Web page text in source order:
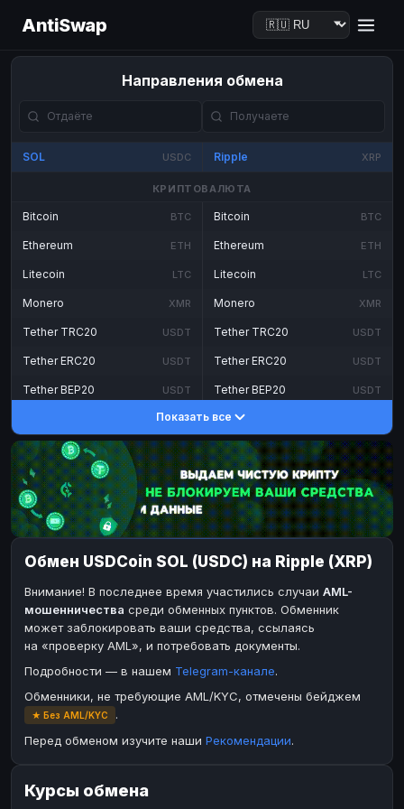
AntiSwap
Направления обмена
SOL USDC Ripple XRP
КРИПТОВАЛЮТА
Bitcoin BTC
Ethereum ETH
Litecoin LTC
Monero XMR
Tether TRC20 USDT
Tether ERC20 USDT
Tether BEP20 USDT
DASH
Toncoin TON
Dogecoin DOGE
TRX TRON
Bitcoin Cash BCH
BinanceCoin BEP20
Ether Classic ETC
Ripple XRP
Bitcoin BTC
Ethereum ETH
Litecoin LTC
Monero XMR
Tether TRC20 USDT
Tether ERC20 USDT
Tether BEP20 USDT
DASH
Toncoin TON
Dogecoin DOGE
TRX TRON
Bitcoin Cash BCH
BinanceCoin BEP20
Ether Classic
Solana
ЭЛЕКТРОННЫЕ ДЕНЬГИ
Paxum
Perfect Money USD
PayPal
Perfect Money
Показать все
Обмен USDCoin SOL (USDC) на Ripple (XRP)
Внимание! В последнее время участились случаи AML-
мошенничества среди обменных пунктов. Обменник
может заблокировать ваши средства, ссылаясь
на «проверку AML», и потребовать документы.
Подробности — в нашем Telegram-канале.
Обменники, не требующие AML/KYC, отмечены бейджем
★ Без AML/KYC
.
Перед обменом изучите наши Рекомендации.
Курсы обмена